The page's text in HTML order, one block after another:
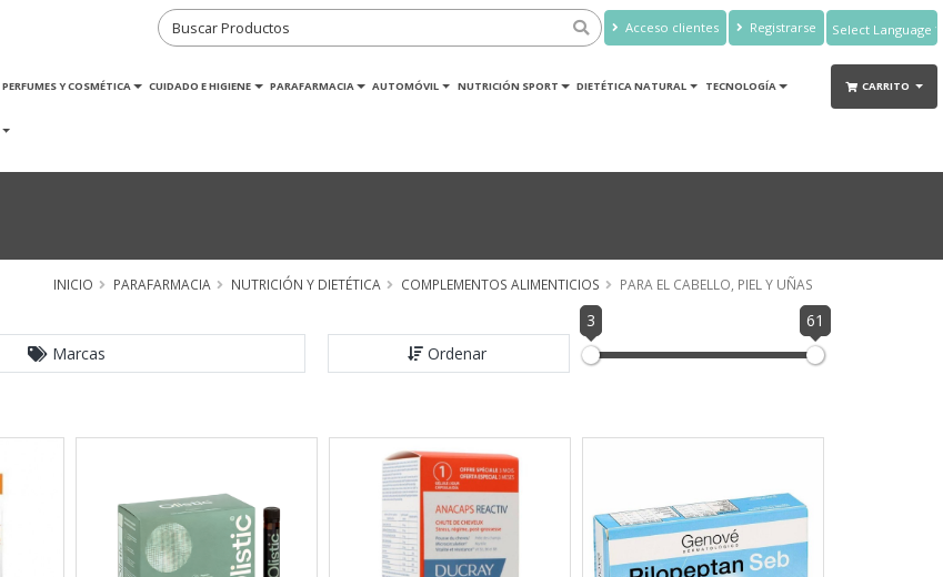
Acceso clientes Registrarse
Translate
PERFUMES Y COSMÉTICA CUIDADO E HIGIENE PARAFARMACIA AUTOMÓVIL NUTRICIÓN SPORT DIETÉTICA NATURAL TECNOLOGÍA CARRITO
INICIO PARAFARMACIA NUTRICIÓN Y DIETÉTICA COMPLEMENTOS ALIMENTICIOS PARA EL CABELLO, PIEL Y UÑAS
Marcas Ordenar
3 61